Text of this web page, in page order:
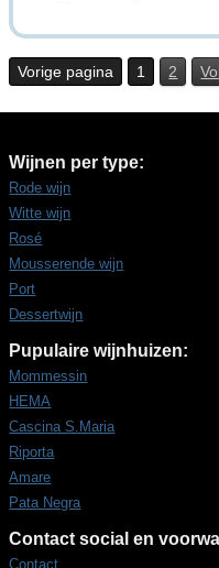
Vorige pagina 1 2
Wijnen per type:
Rode wijn
Witte wijn
Rosé
Mousserende wijn
Port
Dessertwijn
Pupulaire wijnhuizen:
Mommessin
HEMA
Cascina S.Maria
Riporta
Amare
Pata Negra
Contact social en
Contact